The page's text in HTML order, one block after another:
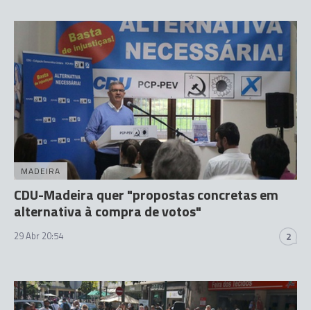
MADEIRA
CDU-Madeira quer "propostas concretas em
alternativa à compra de votos"
29 Abr 20:54 2